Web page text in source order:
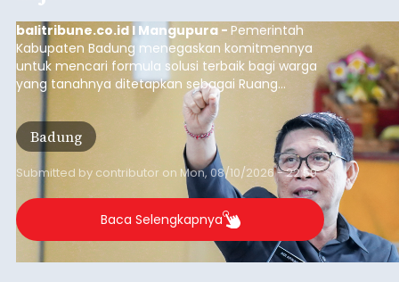
balitribune.co.id I Mangupura - Pemerintah
Kabupaten Badung menegaskan komitmennya
untuk mencari formula solusi terbaik bagi warga
yang tanahnya ditetapkan sebagai Ruang
Terbuka Hijau (RTH) maupun Lahan Pertanian
Pangan Berkelanjutan (LP2B).
Badung
Submitted by contributor on Mon, 08/10/2026 - 22:59
Baca Selengkapnya